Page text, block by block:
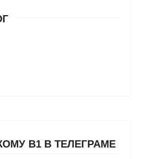
В1 В ТЕЛЕГРАМЕ